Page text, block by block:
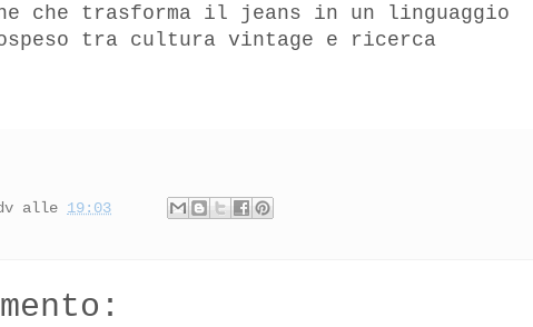
che trasforma il jeans in un linguaggio
tra cultura vintage e ricerca
alle 19:03